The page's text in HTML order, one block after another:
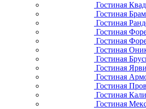
Гостиная
Гостиная
Гостиная
Гостиная
Гостиная
Гостиная
Гостиная
Гостиная Ярви
Гостиная
Гостиная
Гостиная
Гостиная